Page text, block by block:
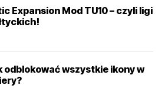
Expansion Mod TU10 – czyli ligi
odblokować wszystkie ikony w